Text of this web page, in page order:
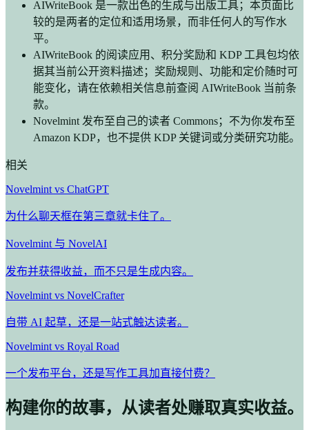
AIWriteBook 是一款出色的生成与出版工具；本页面比
较的是两者的定位和适用场景，而非任何人的写作水
平。
AIWriteBook 的阅读应用、积分奖励和 KDP 工具包均依
据其当前公开资料描述；奖励规则、功能和定价随时可
能变化，请在依赖相关信息前查阅 AIWriteBook 当前条
款。
Novelmint 发布至自己的读者 Commons；不为你发布至
Amazon KDP，也不提供 KDP 关键词或分类研究功能。
相关
Novelmint vs ChatGPT
为什么聊天框在第三章就卡住了。
Novelmint 与 NovelAI
发布并获得收益，而不只是生成内容。
Novelmint vs NovelCrafter
自带 AI 起草，还是一站式触达读者。
Novelmint vs Royal Road
一个发布平台，还是写作工具加直接付费？
构建你的故事，从读者处赚取真实收益。